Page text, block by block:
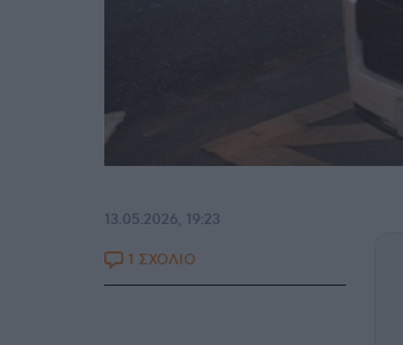
13.05.2026, 19:23
1 ΣΧΟΛΙΟ